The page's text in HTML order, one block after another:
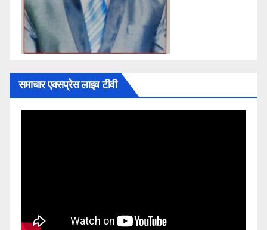
समाचार एक्सप्रेस लाइव टीवी